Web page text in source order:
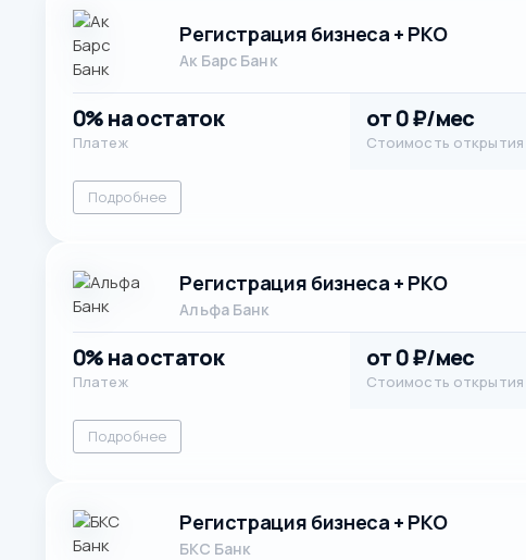
Регистрация бизнеса + РКО
Ак Барс Банк
0% на остаток
Платеж
от 0 ₽/мес
Стоимость открытия
Подробнее
Регистрация бизнеса + РКО
Альфа Банк
0% на остаток
Платеж
от 0 ₽/мес
Стоимость открытия
Подробнее
Регистрация бизнеса + РКО
БКС Банк